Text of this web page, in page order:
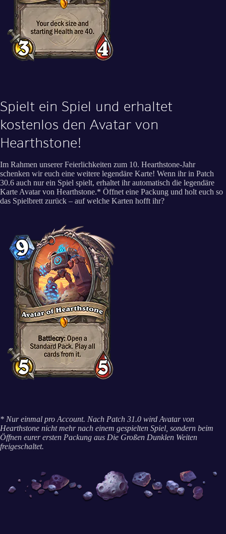
Spielt ein Spiel und erhaltet
kostenlos den Avatar von
Hearthstone!
Im Rahmen unserer Feierlichkeiten zum 10. Hearthstone-Jahr
schenken wir euch eine weitere legendäre Karte! Wenn ihr in Patch
30.6 auch nur ein Spiel spielt, erhaltet ihr automatisch die legendäre
Karte Avatar von Hearthstone.* Öffnet eine Packung und holt euch so
das Spielbrett zurück – auf welche Karten hofft ihr?
* Nur einmal pro Account. Nach Patch 31.0 wird Avatar von
Hearthstone nicht mehr nach einem gespielten Spiel, sondern beim
Öffnen eurer ersten Packung aus Die Großen Dunklen Weiten
freigeschaltet.